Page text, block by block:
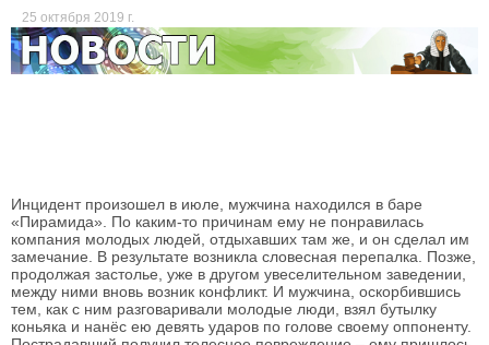
25 октября 2019 г.
Инцидент произошел в июле, мужчина находился в баре
«Пирамида». По каким-то причинам ему не понравилась
компания молодых людей, отдыхавших там же, и он сделал им
замечание. В результате возникла словесная перепалка. Позже,
продолжая застолье, уже в другом увеселительном заведении,
между ними вновь возник конфликт. И мужчина, оскорбившись
тем, как с ним разговаривали молодые люди, взял бутылку
коньяка и нанёс ею девять ударов по голове своему оппоненту.